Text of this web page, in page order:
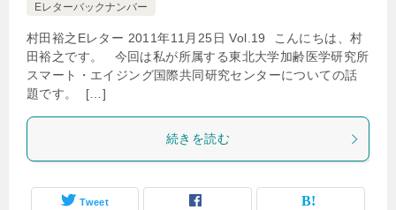
Eレターバックナンバー
村田裕之Eレター 2011年11月25日 Vol.19 こんにちは、村
田裕之です。 今回は私が所属する東北大学加齢医学研究所
スマート・エイジング国際共同研究センターについての話
題です。  […]
続きを読む
Tweet